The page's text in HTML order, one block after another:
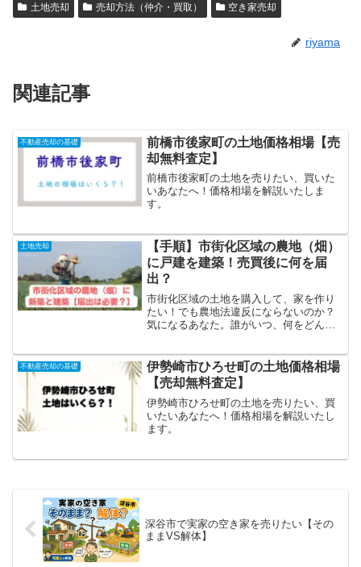
土地売却 売却方法（仲介・買取） 空き家売却
riyama
関連記事
不動産売却の基礎
前橋市後家町の土地価格相場【売
却無料査定】
前橋市後家町の土地を売りたい、買いた
いあなたへ！価格相場を解説いたしま
す。
土地売却
【手順】市街化区域の農地（畑）
に戸建を建築！売買後に何を届
出？
市街化区域の土地を購入して、家を作り
たい！でも農地法違反にならないのか？
気になるあなた。誰がいつ、何をどんな
不動産売却の基礎
伊勢崎市ひろせ町の土地価格相場
【売却無料査定】
伊勢崎市ひろせ町の土地を売りたい、買
いたいあなたへ！価格相場を解説いたし
ます。
深谷市で実家の空き家を売りたい【その
ままVS解体】